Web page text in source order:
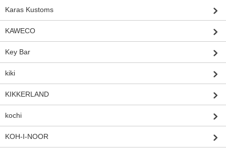
Karas Kustoms
KAWECO
Key Bar
kiki
KIKKERLAND
kochi
KOH-I-NOOR